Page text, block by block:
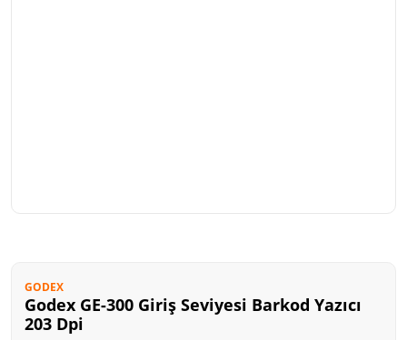
GODEX
Godex GE-300 Giriş Seviyesi Barkod Yazıcı
203 Dpi